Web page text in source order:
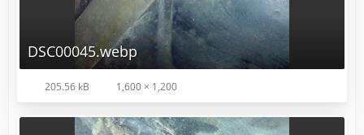
DSC00045.webp
205.56 kB 1,600 × 1,200